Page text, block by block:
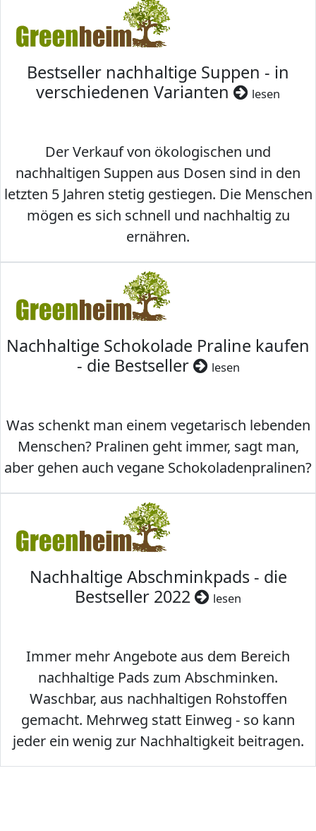
Bestseller nachhaltige Suppen - in
verschiedenen Varianten
lesen
Der Verkauf von ökologischen und
nachhaltigen Suppen aus Dosen sind in den
letzten 5 Jahren stetig gestiegen. Die Menschen
mögen es sich schnell und nachhaltig zu
ernähren.
Nachhaltige Schokolade Praline kaufen
- die Bestseller
lesen
Was schenkt man einem vegetarisch lebenden
Menschen? Pralinen geht immer, sagt man,
aber gehen auch vegane Schokoladenpralinen?
Nachhaltige Abschminkpads - die
Bestseller 2022
lesen
Immer mehr Angebote aus dem Bereich
nachhaltige Pads zum Abschminken.
Waschbar, aus nachhaltigen Rohstoffen
gemacht. Mehrweg statt Einweg - so kann
jeder ein wenig zur Nachhaltigkeit beitragen.